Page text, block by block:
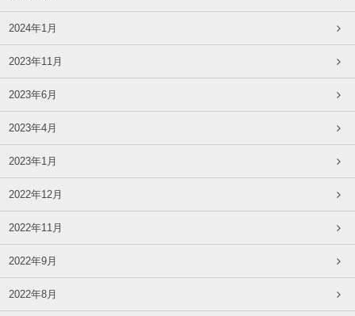
2024年1月
2023年11月
2023年6月
2023年4月
2023年1月
2022年12月
2022年11月
2022年9月
2022年8月